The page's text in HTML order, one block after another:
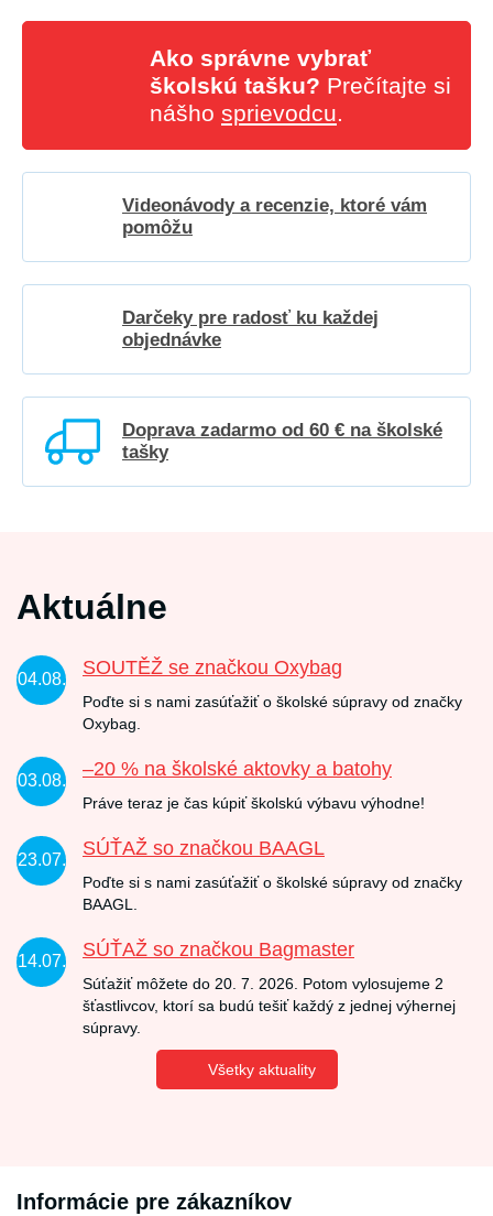
Ako správne vybrať
školskú tašku? Prečítajte si
nášho sprievodcu.
Videonávody a recenzie, ktoré vám
pomôžu
Darčeky pre radosť ku každej
objednávke
Doprava zadarmo od 60 € na školské
tašky
Aktuálne
04.08.
SOUTĚŽ se značkou Oxybag
Poďte si s nami zasúťažiť o školské súpravy od značky
Oxybag.
03.08.
–20 % na školské aktovky a batohy
Práve teraz je čas kúpiť školskú výbavu výhodne!
23.07.
SÚŤAŽ so značkou BAAGL
Poďte si s nami zasúťažiť o školské súpravy od značky
BAAGL.
14.07.
SÚŤAŽ so značkou Bagmaster
Súťažiť môžete do 20. 7. 2026. Potom vylosujeme 2
šťastlivcov, ktorí sa budú tešiť každý z jednej výhernej
súpravy.
Všetky aktuality
Informácie pre zákazníkov